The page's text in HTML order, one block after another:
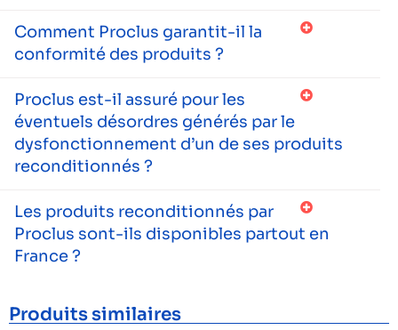
Comment Proclus garantit-il la
conformité des produits ?
Proclus est-il assuré pour les
éventuels désordres générés par le
dysfonctionnement d’un de ses produits
reconditionnés ?
Les produits reconditionnés par
Proclus sont-ils disponibles partout en
France ?
Produits similaires